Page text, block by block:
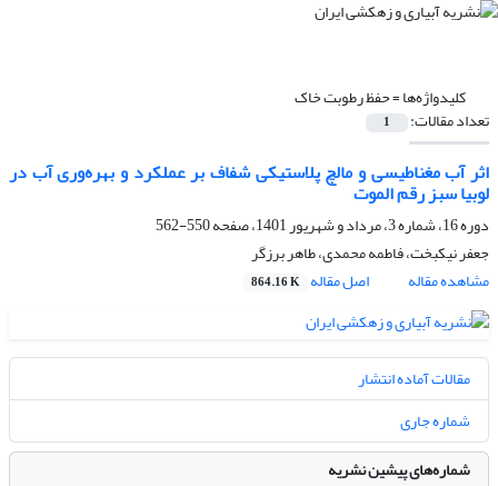
کلیدواژه‌ها =حفظ رطوبت خاک
تعداد مقالات: 1
اثر آب مغناطیسی و مالچ پلاستیکی شفاف بر عملکرد و بهره‌وری آب در
لوبیا سبز رقم الموت
دوره 16، شماره 3، مرداد و شهریور 1401، صفحه
550-562
جعفر نیکبخت، فاطمه محمدی، طاهر برزگر
مشاهده مقاله
اصل مقاله 864.16 K
مقالات آماده انتشار
شماره جاری
شماره‌های پیشین نشریه